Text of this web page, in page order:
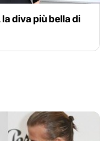
diva più bella di